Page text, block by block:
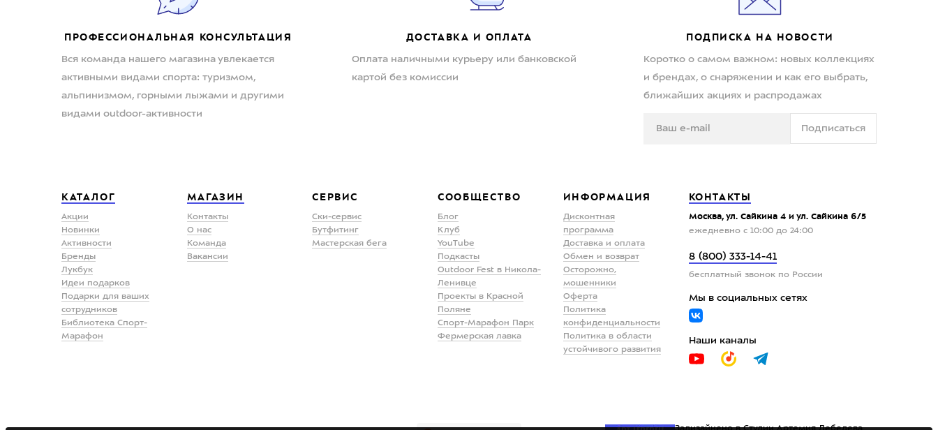
ПРОФЕССИОНАЛЬНАЯ КОНСУЛЬТАЦИЯ
Вся команда нашего магазина увлекается
активными видами спорта: туризмом,
альпинизмом, горными лыжами и другими
видами outdoor-активности
ДОСТАВКА И ОПЛАТА
Оплата наличными курьеру или банковской
картой без комиссии
ПОДПИСКА НА НОВОСТИ
Коротко о самом важном: новых коллекциях
и брендах, о снаряжении и как его выбрать,
ближайших акциях и распродажах
Подписаться
КАТАЛОГ
Акции
Новинки
Активности
Бренды
Лукбук
Идеи подарков
Подарки для ваших
сотрудников
Библиотека Спорт-
Марафон
МАГАЗИН
Контакты
О нас
Команда
Вакансии
СЕРВИС
Ски-сервис
Бутфитинг
Мастерская бега
СООБЩЕСТВО
Блог
Клуб
YouTube
Подкасты
Outdoor Fest в Никола-
Ленивце
Проекты в Красной
Поляне
Спорт-Марафон Парк
Фермерская лавка
ИНФОРМАЦИЯ
Дисконтная
программа
Доставка и оплата
Обмен и возврат
Осторожно,
мошенники
Оферта
Политика
конфиденциальности
Политика в области
устойчивого развития
КОНТАКТЫ
Москва, ул. Сайкина 4 и ул. Сайкина 6/5
ежедневно с 10:00 до 24:00
8 (800) 333-14-41
бесплатный звонок по России
Мы в социальных сетях
Наши каналы